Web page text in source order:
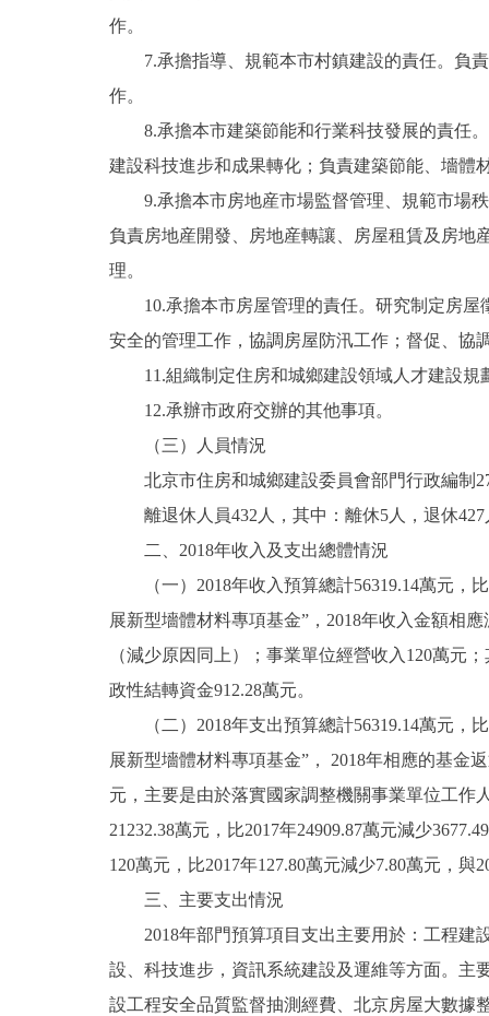
ENGLISH
ESPAÑOL
作。
7.承擔指導、規範本市村鎮建設的責任。負責
作。
8.承擔本市建築節能和行業科技發展的責任。
建設科技進步和成果轉化；負責建築節能、墻體
9.承擔本市房地産市場監督管理、規範市場秩
負責房地産開發、房地産轉讓、房屋租賃及房地
理。
10.承擔本市房屋管理的責任。研究制定房屋
安全的管理工作，協調房屋防汛工作；督促、協
11.組織制定住房和城鄉建設領域人才建設規
12.承辦市政府交辦的其他事項。
（三）人員情況
北京市住房和城鄉建設委員會部門行政編制
離退休人員432人，其中：離休5人，退休427
二、2018年收入及支出總體情況
（一）2018年收入預算總計56319.14萬元，比
展新型墻體材料專項基金”，2018年收入金額相
（減少原因同上）；事業單位經營收入120萬元
政性結轉資金912.28萬元。
（二）2018年支出預算總計56319.14萬元，比
展新型墻體材料專項基金”， 2018年相應的基金
元，主要是由於落實國家調整機關事業單位工作
21232.38萬元，比2017年24909.87萬元減少
120萬元，比2017年127.80萬元減少7.80萬元，與
三、主要支出情況
2018年部門預算項目支出主要用於：工程建
設、科技進步，資訊系統建設及運維等方面。主
設工程安全品質監督抽測經費、北京房屋大數據